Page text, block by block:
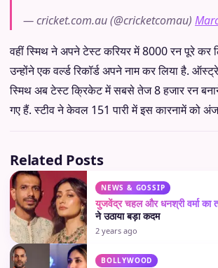
— cricket.com.au (@cricketcomau)
वहीं स्मिथ ने अपने टेस्ट करियर में 8000 रन पूरे कर
उन्होंने एक वर्ल्ड रिकॉर्ड अपने नाम कर लिया है.
स्मिथ अब टेस्ट क्रिकेट में सबसे तेज 8 हजार रन
गए हैं. स्टीव ने केवल 151 पारी में इस कारनामें को
Related Posts
NEWS & GOSSIP
युजवेंद्र चहल और धनश्री वर्मा
ने उठाया बड़ा कदम
2 years ago
BOLLYWOOD